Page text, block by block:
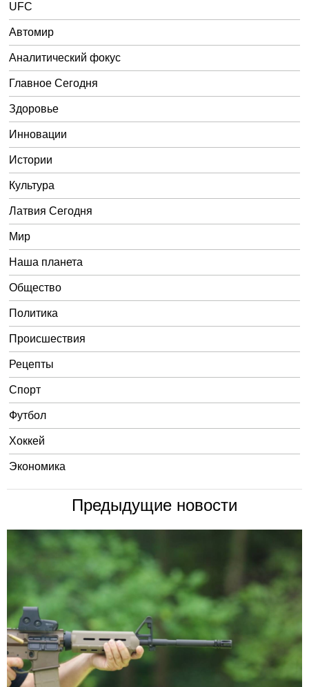
UFC
Автомир
Аналитический фокус
Главное Сегодня
Здоровье
Инновации
Истории
Культура
Латвия Сегодня
Мир
Наша планета
Общество
Политика
Происшествия
Рецепты
Спорт
Футбол
Хоккей
Экономика
Предыдущие новости